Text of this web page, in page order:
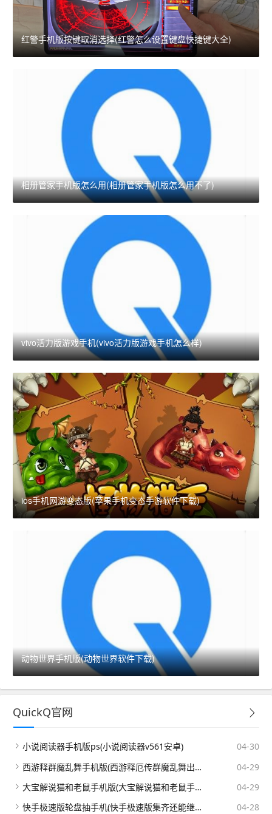
红警手机版按键取消选择(红警怎么设置键盘快捷键大全)
相册管家手机版怎么用(相册管家手机版怎么用不了)
vivo活力版游戏手机(vivo活力版游戏手机怎么样)
ios手机网游变态版(苹果手机变态手游软件下载)
动物世界手机版(动物世界软件下载)
QuickQ官网
小说阅读器手机版ps(小说阅读器v561安卓)
04-30
西游释群魔乱舞手机版(西游释厄传群魔乱舞出招简化版)
04-29
大宝解说猫和老鼠手机版(大宝解说猫和老鼠手机版下载)
04-29
快手极速版轮盘抽手机(快手极速版集齐还能继续抽吗)
04-28